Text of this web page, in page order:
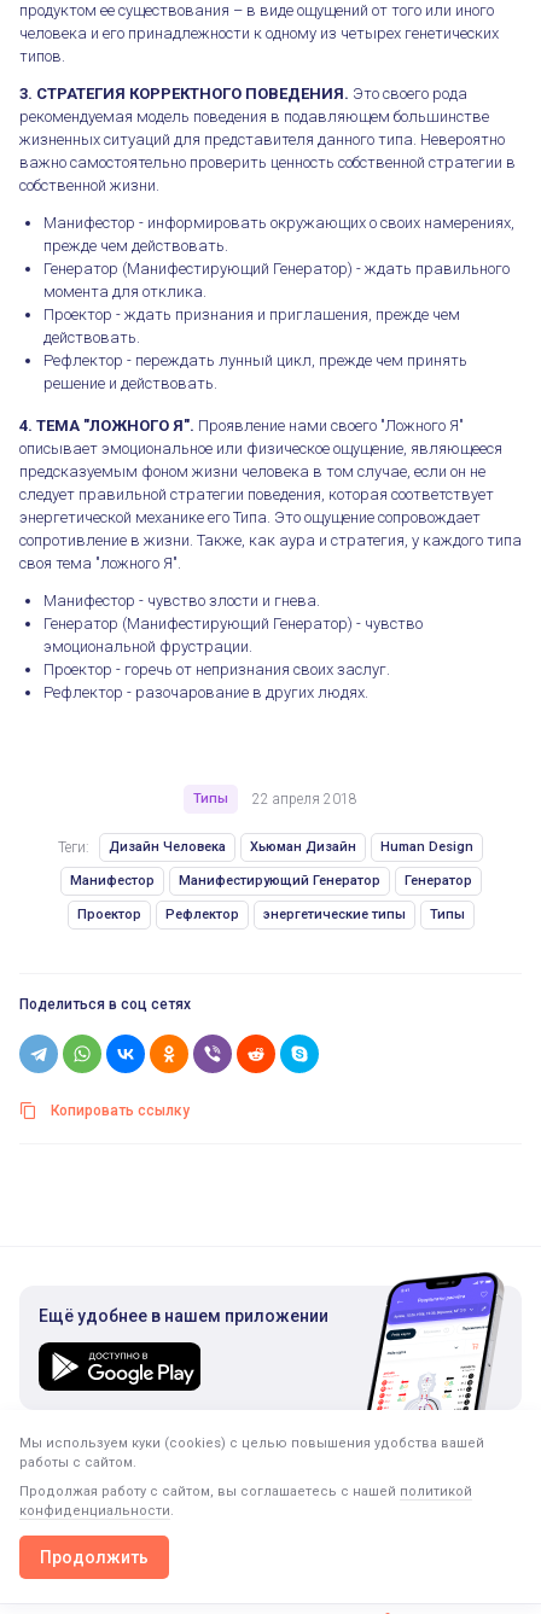
Продолжить в приложении
продуктом ее существования – в виде ощущений от того или иного
человека и его принадлежности к одному из четырех генетических
типов.
3. СТРАТЕГИЯ КОРРЕКТНОГО ПОВЕДЕНИЯ. Это своего рода
рекомендуемая модель поведения в подавляющем большинстве
жизненных ситуаций для представителя данного типа. Невероятно
важно самостоятельно проверить ценность собственной стратегии в
собственной жизни.
Манифестор - информировать окружающих о своих намерениях,
прежде чем действовать.
Генератор (Манифестирующий Генератор) - ждать правильного
момента для отклика.
Проектор - ждать признания и приглашения, прежде чем
действовать.
Рефлектор - переждать лунный цикл, прежде чем принять
решение и действовать.
4. ТЕМА "ЛОЖНОГО Я". Проявление нами своего "Ложного Я"
описывает эмоциональное или физическое ощущение, являющееся
предсказуемым фоном жизни человека в том случае, если он не
следует правильной стратегии поведения, которая соответствует
энергетической механике его Типа. Это ощущение сопровождает
сопротивление в жизни. Также, как аура и стратегия, у каждого типа
своя тема "ложного Я".
Манифестор - чувство злости и гнева.
Генератор (Манифестирующий Генератор) - чувство
эмоциональной фрустрации.
Проектор - горечь от непризнания своих заслуг.
Рефлектор - разочарование в других людях.
Типы 22 апреля 2018
Теги: Дизайн Человека Хьюман Дизайн Human Design
Манифестор Манифестирующий Генератор Генератор
Проектор Рефлектор энергетические типы Типы
Поделиться в соц сетях
Копировать ссылку
Ещё удобнее в нашем приложении
Подписка на рассылку
Мы используем куки (cookies) с целью повышения удобства вашей
работы с сайтом.
Продолжая работу с сайтом, вы соглашаетесь с нашей политикой
конфиденциальности.
Продолжить